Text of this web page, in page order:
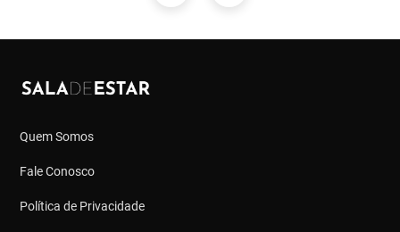
Quem Somos
Fale Conosco
Política de Privacidade